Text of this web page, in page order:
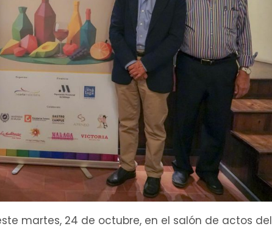
martes, 24 de octubre, en el salón de actos del